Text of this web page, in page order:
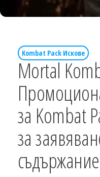
Kombat Pack Искове
Mortal
за Kombat
за